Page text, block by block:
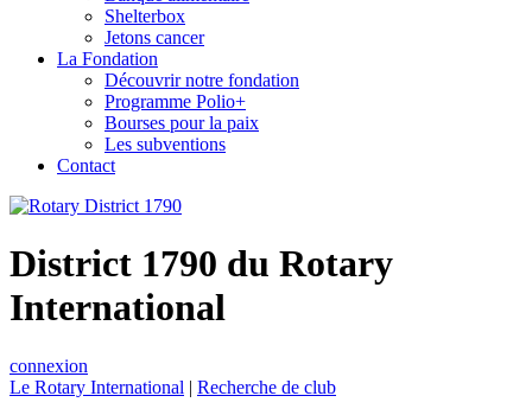
Shelterbox
Jetons cancer
La Fondation
Découvrir notre fondation
Programme Polio+
Bourses pour la paix
Les subventions
Contact
District 1790 du Rotary
International
connexion
Le Rotary International | Recherche de club